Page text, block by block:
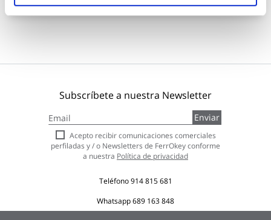
Subscríbete a nuestra Newsletter
a
nuestro
boletín
de
Enviar
Acepto recibir comunicaciones comerciales
perfiladas y / o Newsletters de FerrOkey conforme
a nuestra Política de privacidad
Teléfono914 815 681
Whatsapp689 163 848